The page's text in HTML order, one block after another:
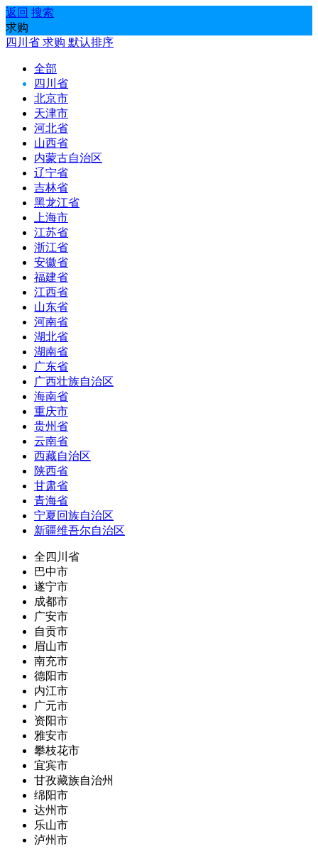
返回 搜索
求购
四川省 求购 默认排序
全部
四川省
北京市
天津市
河北省
山西省
内蒙古自治区
辽宁省
吉林省
黑龙江省
上海市
江苏省
浙江省
安徽省
福建省
江西省
山东省
河南省
湖北省
湖南省
广东省
广西壮族自治区
海南省
重庆市
贵州省
云南省
西藏自治区
陕西省
甘肃省
青海省
宁夏回族自治区
新疆维吾尔自治区
全四川省
巴中市
遂宁市
成都市
广安市
自贡市
眉山市
南充市
德阳市
内江市
广元市
资阳市
雅安市
攀枝花市
宜宾市
甘孜藏族自治州
绵阳市
达州市
乐山市
泸州市